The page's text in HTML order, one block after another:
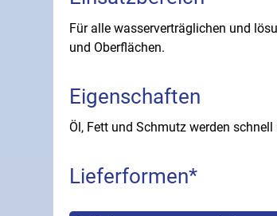
Für alle wasserverträglichen und
und Oberflächen.
Eigenschaften
Öl, Fett und Schmutz werden
Lieferformen*